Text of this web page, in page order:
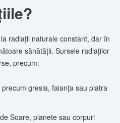
radiaţii naturale constant, dar în
sănătăţii. Sursele radiaţilor
precum:
gresia, faianţa sau piatra
Soare, planete sau corpuri